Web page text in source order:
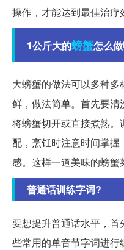
操作，才能达到最佳治疗
1公斤大的螃蟹怎么
大螃蟹的做法可以多种
鲜，做法简单。首先要
将螃蟹切开或直接煮熟
配，烹饪时注意时间掌
感。这样一道美味的螃蟹
普通话训练字词?
要想提升普通话水平，
些常用的单音节字词进行